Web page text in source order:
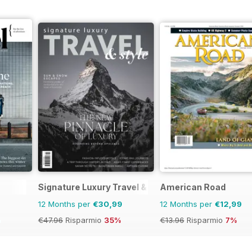
Signature Luxury Travel & Style
12 Months per €30,99
€47.96 Risparmio 35%
American Road
12 Months per €12,99
€13.96 Risparmio 7%